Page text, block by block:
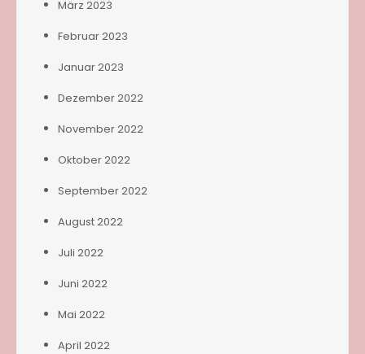
März 2023
Februar 2023
Januar 2023
Dezember 2022
November 2022
Oktober 2022
September 2022
August 2022
Juli 2022
Juni 2022
Mai 2022
April 2022